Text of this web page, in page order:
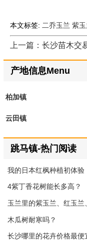
本文标签: 二乔玉兰 紫玉
产地信息Menu
柏加镇
云田镇
跳马镇-热门阅读
我的日本红枫种植初体验
4紫丁香花树能长多高？
玉兰里的紫玉兰、红玉
木瓜树耐寒吗？
长沙哪里的花卉价格最便